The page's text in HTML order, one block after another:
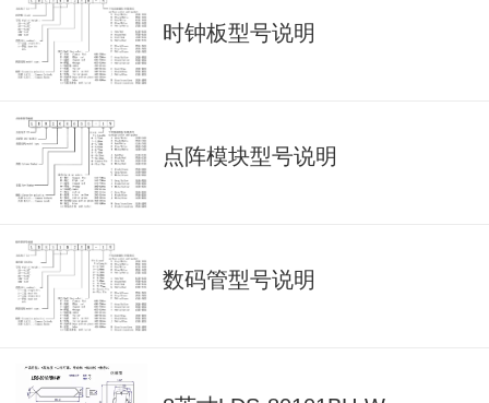
时钟板型号说明
点阵模块型号说明
数码管型号说明